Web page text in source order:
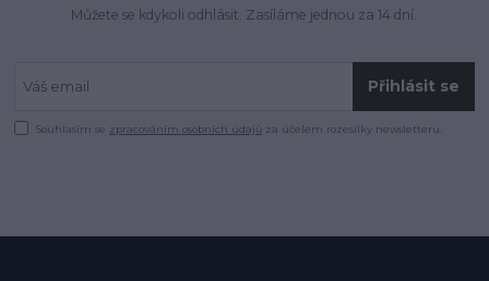
Můžete se kdykoli odhlásit. Zasíláme jednou za 14 dní.
Přihlásit se
Souhlasím se zpracováním osobních údajů za účelem rozesílky newsletteru.